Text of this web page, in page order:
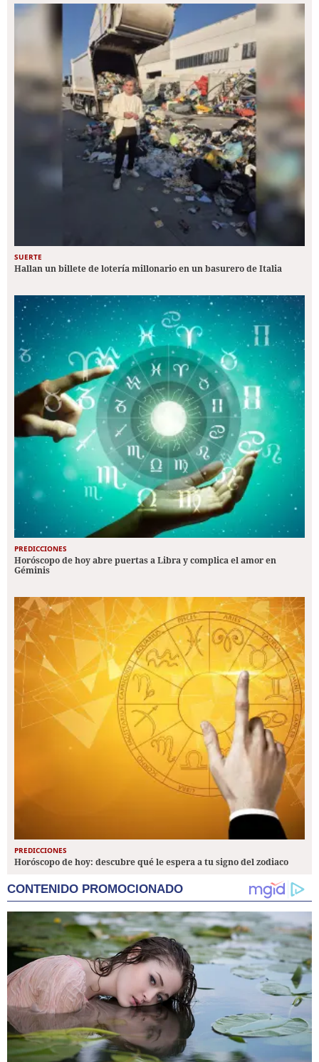
SUERTE
Hallan un billete de lotería millonario en un basurero de Italia
PREDICCIONES
Horóscopo de hoy abre puertas a Libra y complica el amor en
Géminis
PREDICCIONES
Horóscopo de hoy: descubre qué le espera a tu signo del zodiaco
CONTENIDO PROMOCIONADO